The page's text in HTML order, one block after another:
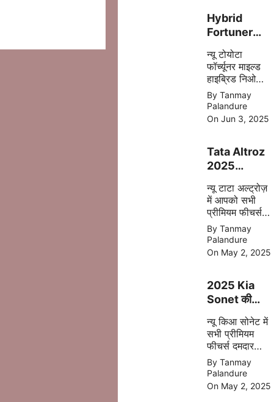
Hybrid
Fortuner
लॉन्च – ज़्यादा
पावर, कम फ्यूल
खर्च!
न्यू टोयोटा
फॉर्च्यूनर माइल्ड
हाइब्रिड निओ
ड्राइव में 5 %
डीजल की बचत
होने वाली है
,जिसमे ज्यादा
मिल जाता है |
By Tanmay
Palandure
On Jun 3, 2025
Tata Altroz
2025
जानिए क्या-क्या
बदला है इस बार
न्यू टाटा अल्ट्रोज़
में आपको सभी
प्रीमियम फीचर्स
अपडेट
एक्सटीरियर के
साथ ज्यादा सेफ्टी,
पॉवरफुल इंजन
जाता है |
By Tanmay
Palandure
On May 2, 2025
2025 Kia
Sonet की
पहली झलक –
अब मिलेगा बड़ा
टचस्क्रीन और
नए फीचर्स
न्यू किआ सोनेट में
सभी प्रीमियम
फीचर्स दमदार
इंजन डिसेंट सेफ्टी
बेहतर कलर के
साथ 2025 में
मिल जाती है |
By Tanmay
Palandure
On May 2, 2025